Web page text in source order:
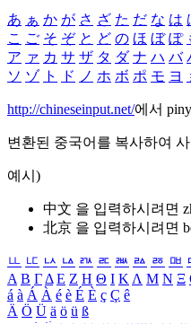
あ ぁ か が さ ざ た だ な は
こ ご そ ぞ と ど の ほ ぼ ぽ
ア ァ カ サ ザ タ ダ ナ ハ バ
ソ ゾ ト ド ノ ホ ボ ポ モ ヨ
http://chineseinput.net/에서
변환된 중국어를 복사하여
예시)
中文 을 입력하시려면
北京 을 입력하시려면
ㅥ ㅦ ㅧ ㅨ ㅩ ㅪ ㅫ ㅬ ㅭ ㅮ
Α Β ΓΔ Ε Ζ Η Θ Ι ΚΛ Μ Ν Ξ
á à Á À é è É È ç Ç ê
Ä Ö Ü ä ö ü ß